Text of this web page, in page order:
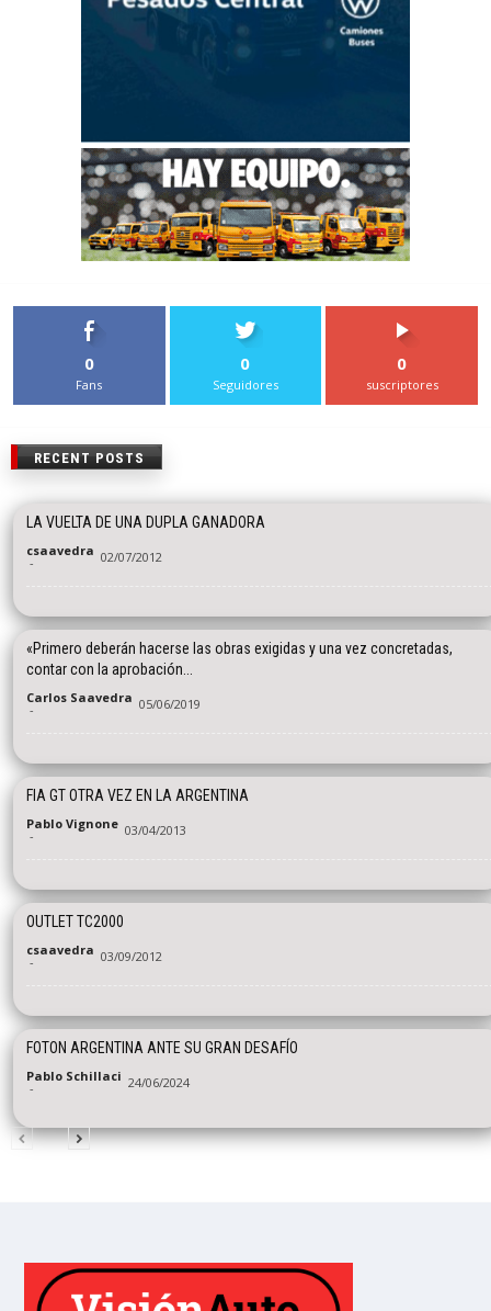
0
Fans
0
Seguidores
0
suscriptores
RECENT POSTS
LA VUELTA DE UNA DUPLA GANADORA
csaavedra
- 02/07/2012
«Primero deberán hacerse las obras exigidas y una vez concretadas,
contar con la aprobación...
Carlos Saavedra
- 05/06/2019
FIA GT OTRA VEZ EN LA ARGENTINA
Pablo Vignone
- 03/04/2013
OUTLET TC2000
csaavedra
- 03/09/2012
FOTON ARGENTINA ANTE SU GRAN DESAFÍO
Pablo Schillaci
- 24/06/2024